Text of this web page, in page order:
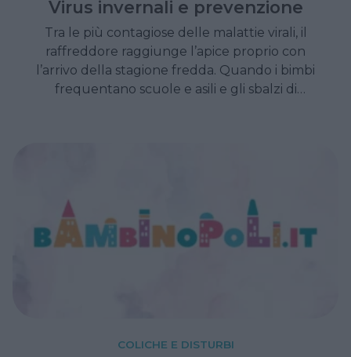
Virus invernali e prevenzione
Tra le più contagiose delle malattie virali, il
raffreddore raggiunge l’apice proprio con
l’arrivo della stagione fredda. Quando i bimbi
frequentano scuole e asili e gli sbalzi di
COLICHE E DISTURBI